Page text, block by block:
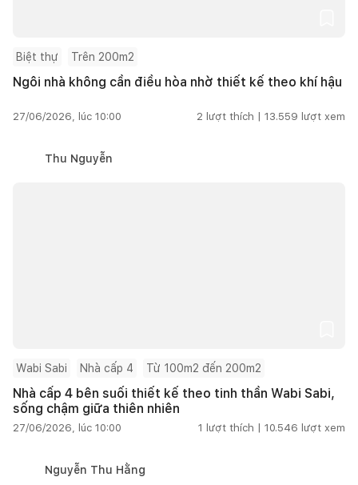
Biệt thự Trên 200m2
Ngôi nhà không cần điều hòa nhờ thiết kế theo khí hậu
27/06/2026, lúc 10:00 2 lượt thích | 13.559 lượt xem
Thu Nguyễn
Wabi Sabi Nhà cấp 4 Từ 100m2 đến 200m2
Nhà cấp 4 bên suối thiết kế theo tinh thần Wabi Sabi,
sống chậm giữa thiên nhiên
27/06/2026, lúc 10:00 1 lượt thích | 10.546 lượt xem
Nguyễn Thu Hằng